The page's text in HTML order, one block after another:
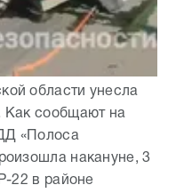
области унесла
Как сообщают на
«Полоса
накануне, 3
22 в районе